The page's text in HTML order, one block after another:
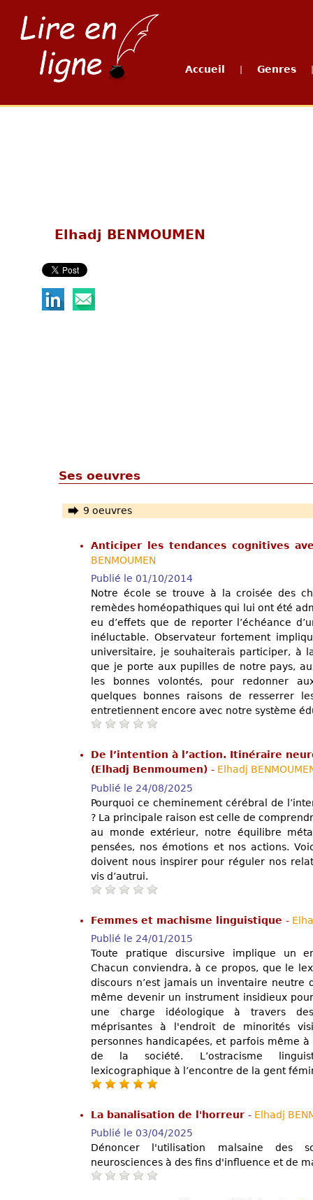
Accueil Genres
Elhadj BENMOUMEN
Ses oeuvres
9 oeuvres
Anticiper les tendances cognitives
BENMOUMEN
Publié le 01/10/2014
Notre école se trouve à la croisée des
remèdes homéopathiques qui lui ont été
eu d’effets que de reporter l’échéance
inéluctable. Observateur fortement
universitaire, je souhaiterais participer, à
que je porte aux pupilles de notre pays,
les bonnes volontés, pour redonner
quelques bonnes raisons de resserrer
entretiennent encore avec notre système
De l’intention à l’action. Itinéraire
(Elhadj Benmoumen) - Elhadj
Publié le 24/08/2025
Pourquoi ce cheminement cérébral de
? La principale raison est celle de
au monde extérieur, notre équilibre
pensées, nos émotions et nos actions.
doivent nous inspirer pour réguler nos
vis d’autrui.
Femmes et machisme linguistique -
Publié le 24/01/2015
Toute pratique discursive implique un
Chacun conviendra, à ce propos, que le
discours n’est jamais un inventaire neutre
même devenir un instrument insidieux
une charge idéologique à travers
méprisantes à l'endroit de minorités
personnes handicapées, et parfois même
de la société. L’ostracisme
lexicographique à l’encontre de la gent
La banalisation de l'horreur - Elhadj
Publié le 03/04/2025
Dénoncer l'utilisation malsaine des
neurosciences à des fins d'influence et de